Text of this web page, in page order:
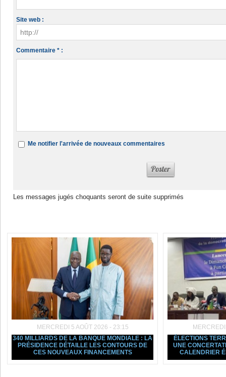
Site web :
Commentaire * :
Me notifier l'arrivée de nouveaux commentaires
Les messages jugés choquants seront de suite supprimés
MERCREDI 5 AOÛT 2026 - 23:15
340 MILLIARDS DE LA BANQUE MONDIALE : LA
PRÉSIDENCE DÉTAILLE LES CONTOURS DE
CES NOUVEAUX FINANCEMENTS
ÉLECTIONS
UNE
CALENDRIER